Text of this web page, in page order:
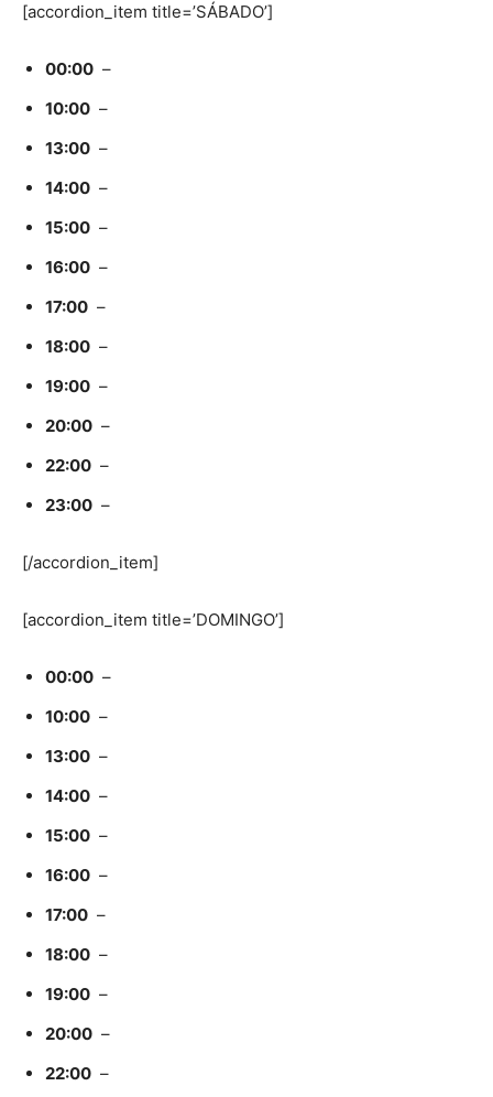
[accordion_item title=’SÁBADO’]
00:00 –
10:00 –
13:00 –
14:00 –
15:00 –
16:00 –
17:00 –
18:00 –
19:00 –
20:00 –
22:00 –
23:00 –
[/accordion_item]
[accordion_item title=’DOMINGO’]
00:00 –
10:00 –
13:00 –
14:00 –
15:00 –
16:00 –
17:00 –
18:00 –
19:00 –
20:00 –
22:00 –